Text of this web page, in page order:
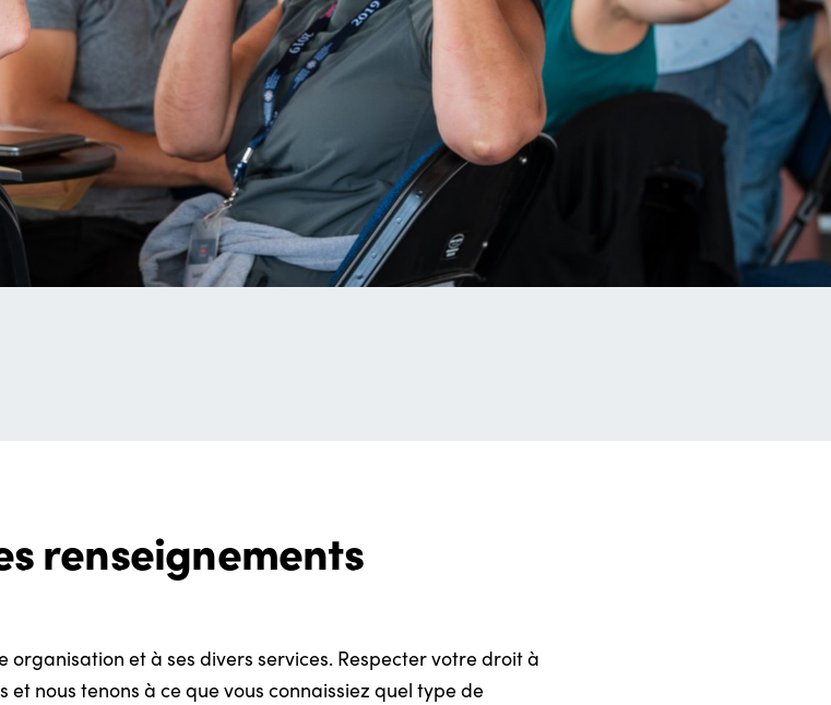
renseignements
et à ses divers services. Respecter votre droit à
nous tenons à ce que vous connaissiez quel type de